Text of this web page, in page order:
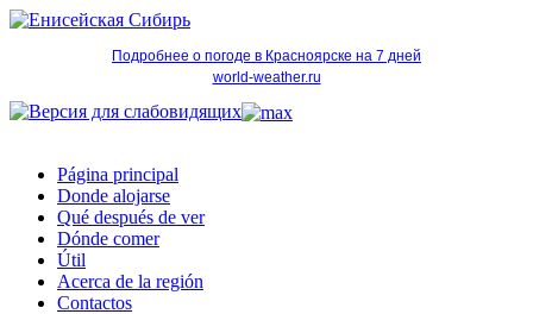
Подробнее о погоде в Красноярске на 7 дней
world-weather.ru
Página principal
Donde alojarse
Qué después de ver
Dónde comer
Útil
Acerca de la región
Contactos